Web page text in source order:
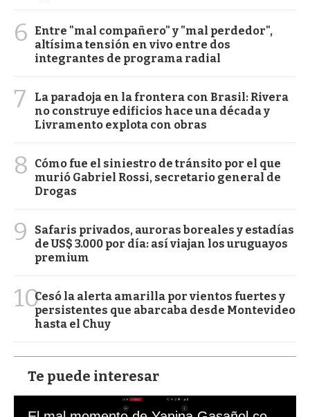
6
Entre "mal compañero" y "mal perdedor",
altísima tensión en vivo entre dos
integrantes de programa radial
7
La paradoja en la frontera con Brasil: Rivera
no construye edificios hace una década y
Livramento explota con obras
8
Cómo fue el siniestro de tránsito por el que
murió Gabriel Rossi, secretario general de
Drogas
9
Safaris privados, auroras boreales y estadías
de US$ 3.000 por día: así viajan los uruguayos
premium
10Cesó la alerta amarilla por vientos fuertes y
persistentes que abarcaba desde Montevideo
hasta el Chuy
Te puede interesar